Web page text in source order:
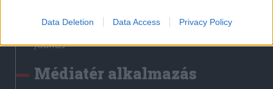
Data Deletion Data Access Privacy Policy
Rádió GaGa
Jóállás
Médiatér alkalmazás